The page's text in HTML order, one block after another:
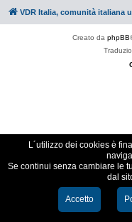
VDR Italia, comunità italiana
Creato da phpBB
L´utilizzo dei cookies è
Se continui senza cambiare le
dal
Accetto